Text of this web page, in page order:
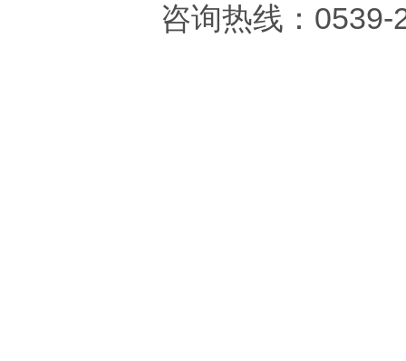
咨询热线：